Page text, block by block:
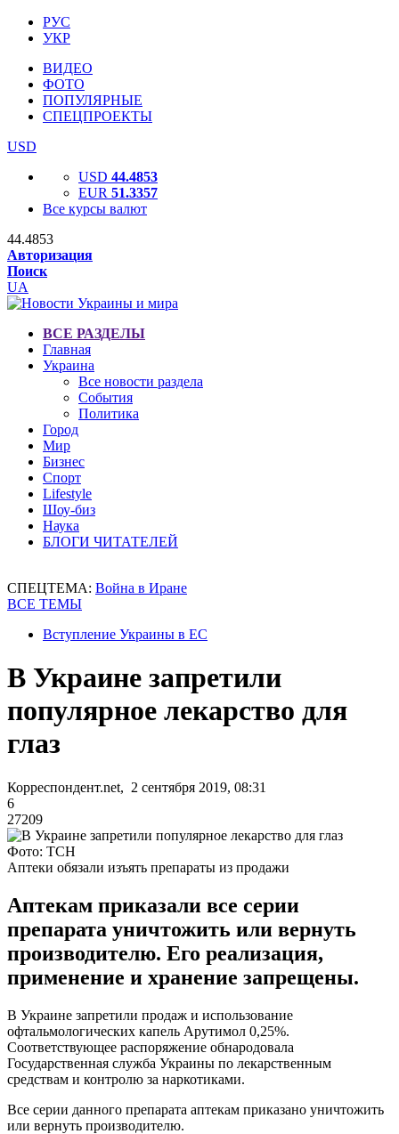
РУС
УКР
ВИДЕО
ФОТО
ПОПУЛЯРНЫЕ
СПЕЦПРОЕКТЫ
USD
USD 44.4853
EUR 51.3357
Все курсы валют
44.4853
Авторизация
Поиск
UA
ВСЕ РАЗДЕЛЫ
Главная
Украина
Все новости раздела
События
Политика
Город
Мир
Бизнес
Спорт
Lifestyle
Шоу-биз
Наука
БЛОГИ ЧИТАТЕЛЕЙ
СПЕЦТЕМА: Война в Иране
ВСЕ ТЕМЫ
Вступление Украины в ЕС
В Украине запретили
популярное лекарство для
глаз
Корреспондент.net, 2 сентября 2019, 08:31
6
27209
Фото: ТСН
Аптеки обязали изъять препараты из продажи
Аптекам приказали все серии
препарата уничтожить или вернуть
производителю. Его реализация,
применение и хранение запрещены.
В Украине запретили продаж и использование
офтальмологических капель Арутимол 0,25%.
Соответствующее распоряжение обнародовала
Государственная служба Украины по лекарственным
средствам и контролю за наркотиками.
Все серии данного препарата аптекам приказано уничтожить
или вернуть производителю.